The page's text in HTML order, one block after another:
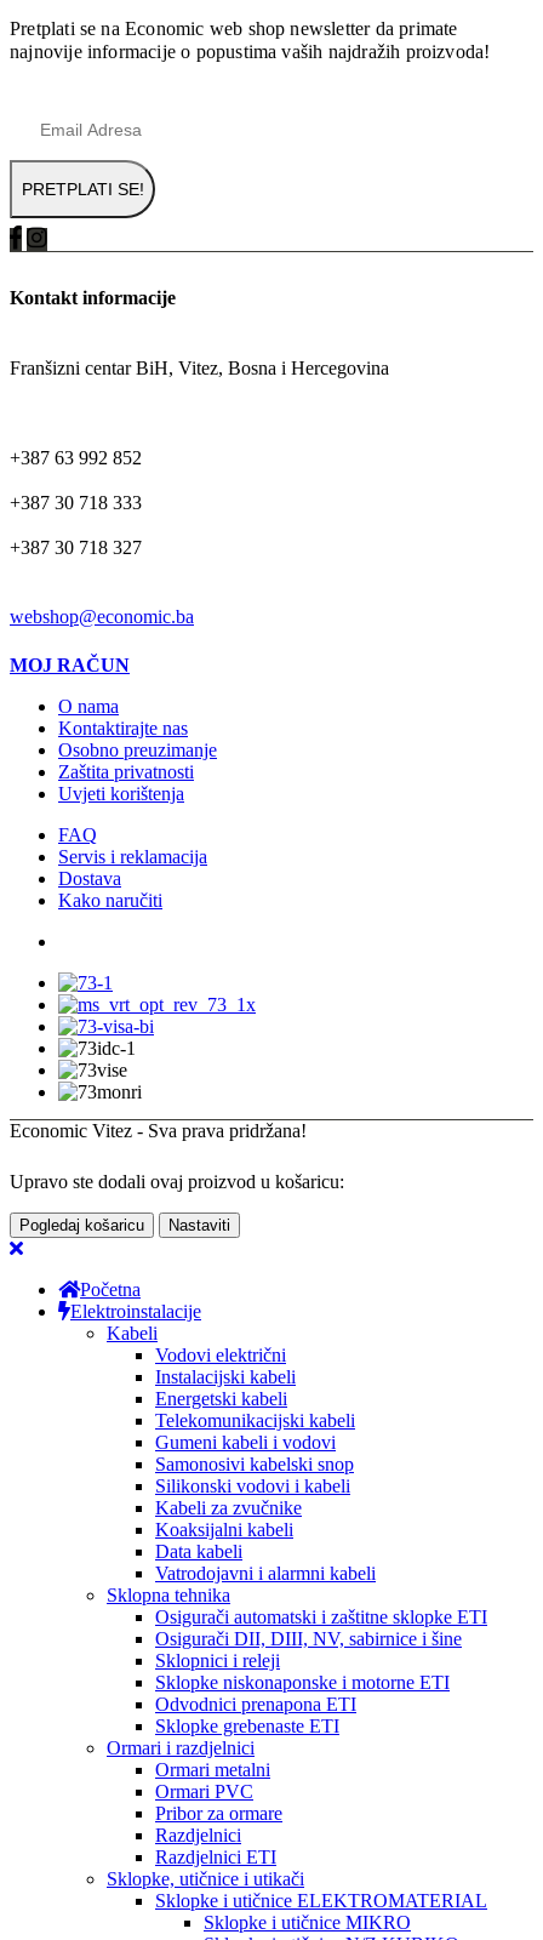
Pretplati se na Economic web shop newsletter da primate
najnovije informacije o popustima vaših najdražih proizvoda!
Kontakt informacije
Franšizni centar BiH, Vitez, Bosna i Hercegovina
+387 63 992 852
+387 30 718 333
+387 30 718 327
webshop@economic.ba
MOJ RAČUN
O nama
Kontaktirajte nas
Osobno preuzimanje
Zaštita privatnosti
Uvjeti korištenja
FAQ
Servis i reklamacija
Dostava
Kako naručiti
Economic Vitez - Sva prava pridržana!
Upravo ste dodali ovaj proizvod u košaricu:
Pogledaj košaricu Nastaviti
Početna
Elektroinstalacije
Kabeli
Vodovi električni
Instalacijski kabeli
Energetski kabeli
Telekomunikacijski kabeli
Gumeni kabeli i vodovi
Samonosivi kabelski snop
Silikonski vodovi i kabeli
Kabeli za zvučnike
Koaksijalni kabeli
Data kabeli
Vatrodojavni i alarmni kabeli
Sklopna tehnika
Osigurači automatski i zaštitne sklopke ETI
Osigurači DII, DIII, NV, sabirnice i šine
Sklopnici i releji
Sklopke niskonaponske i motorne ETI
Odvodnici prenapona ETI
Sklopke grebenaste ETI
Ormari i razdjelnici
Ormari metalni
Ormari PVC
Pribor za ormare
Razdjelnici
Razdjelnici ETI
Sklopke, utičnice i utikači
Sklopke i utičnice ELEKTROMATERIAL
Sklopke i utičnice MIKRO